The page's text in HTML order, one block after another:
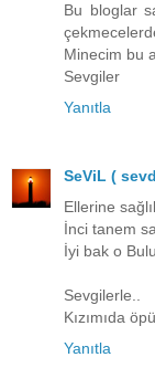
Bu bloglar
Minecim bu
Sevgiler
Yanıtla
SeViL (
Ellerine
İnci tanem
İyi bak o
Sevgilerle..
Kızımıda
Yanıtla